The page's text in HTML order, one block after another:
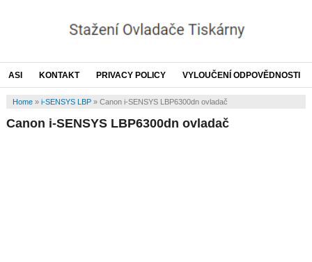
ASI KONTAKT PRIVACY POLICY VYLOUČENÍ ODPOVĚDNOSTI
Home» i-SENSYS LBP» Canon i-SENSYS LBP6300dn ovladač
Canon i-SENSYS LBP6300dn ovladač